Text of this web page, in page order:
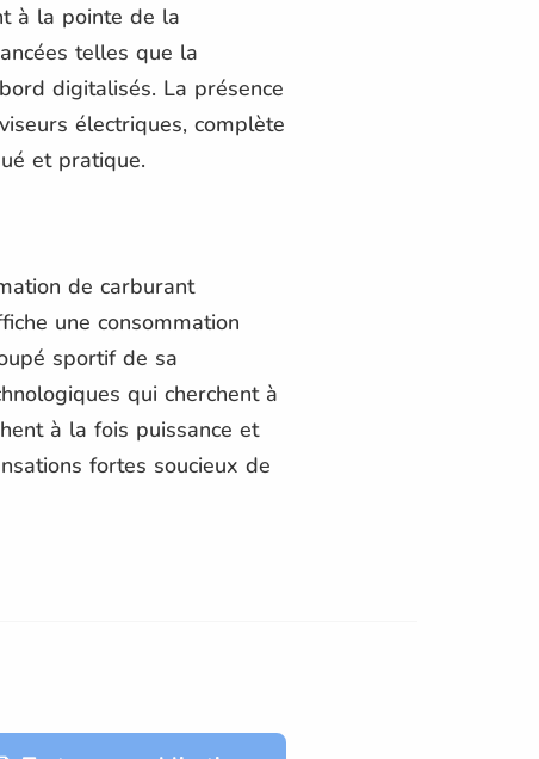
à la pointe de la
telles que la
digitalisés. La présence
électriques, complète
et pratique.
de carburant
une consommation
sportif de sa
qui cherchent à
à la fois puissance et
fortes soucieux de